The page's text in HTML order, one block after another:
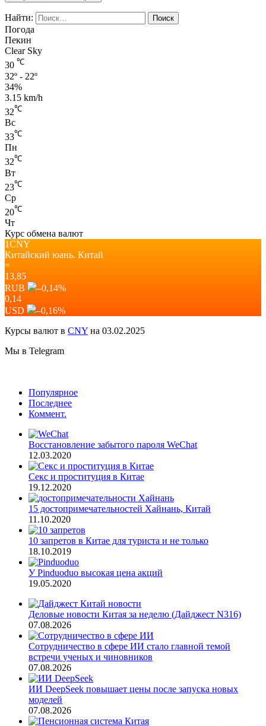
Найти:
Погода
Пекин
Clear Sky
30 ℃
32º - 22º
34%
3.15 km/h
32℃
Вс
33℃
Пн
32℃
Вт
23℃
Ср
20℃
Чт
Курс обмена валют
1CNY
Китайский юань. Китай
=
13,85
RUB
–0,14%
0,14
USD
–0,16%
Курсы валют в CNY на 03.02.2025
Мы в Telegram
Популярное
Последнее
Коммент.
Восстановление забытого пароля WeChat
12.03.2020
Секс и проституция в Китае
19.12.2020
15 достопримечательностей Хайнань, Китай
11.10.2020
10 запретов в Китае для туриста и не только
18.10.2019
У Pinduoduo высокая цена акций
19.05.2020
Деловые новости Китая за неделю (Дайджест N316)
07.08.2026
Сотрудничество в сфере ИИ стало главной темой
встречи ученых и чиновников
07.08.2026
ИИ DeepSeek повышает цены после запуска новых
моделей
07.08.2026